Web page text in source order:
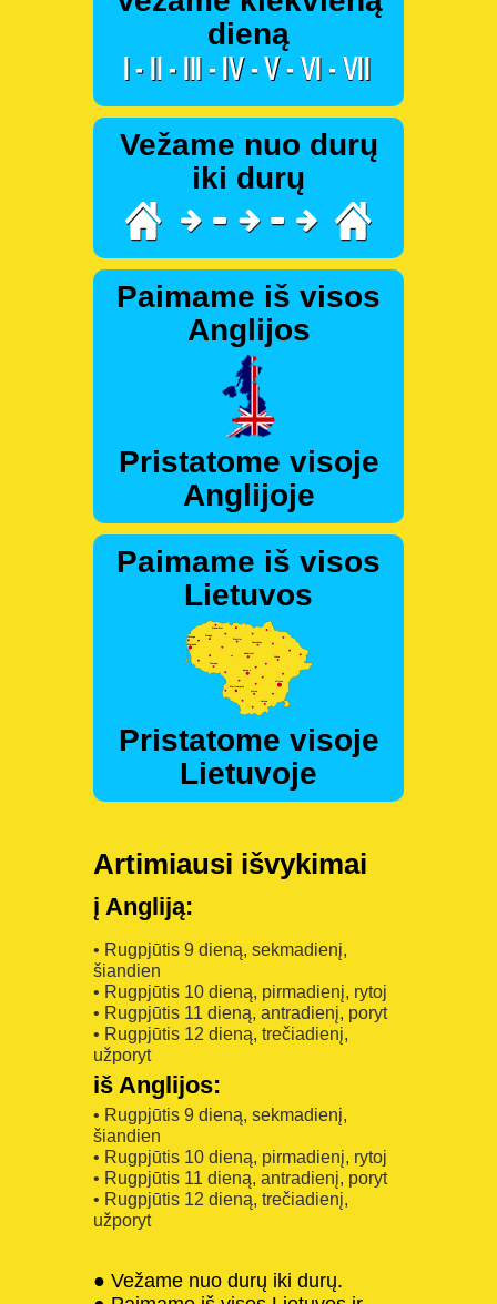
dieną
Vežame nuo durų
iki durų
Paimame iš visos
Anglijos
Pristatome visoje
Anglijoje
Paimame iš visos
Lietuvos
Pristatome visoje
Lietuvoje
Artimiausi išvykimai
į Angliją:
• Rugpjūtis 9 dieną, sekmadienį,
šiandien
• Rugpjūtis 10 dieną, pirmadienį, rytoj
• Rugpjūtis 11 dieną, antradienį, poryt
• Rugpjūtis 12 dieną, trečiadienį,
užporyt
iš Anglijos:
• Rugpjūtis 9 dieną, sekmadienį,
šiandien
• Rugpjūtis 10 dieną, pirmadienį, rytoj
• Rugpjūtis 11 dieną, antradienį, poryt
• Rugpjūtis 12 dieną, trečiadienį,
užporyt
● Vežame nuo durų iki durų.